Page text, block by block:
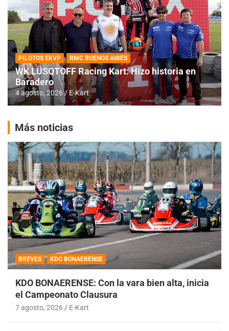
PILOTOS EKVP RMC BUENOS AIRES
WK LÜSQTOFF Racing Kart: Hizo historia en
Baradero
4 agosto, 2026 E-Kart
Más noticias
BREVES KDO BONAERENSE
KDO BONAERENSE: Con la vara bien alta, inicia
el Campeonato Clausura
7 agosto, 2026 E-Kart